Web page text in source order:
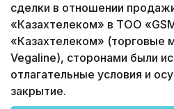
сделки в отношении
«Казахтелеком» в ТОО
«Казахтелеком» (торговые
Vegaline), сторонами были
отлагательные условия и
закрытие.